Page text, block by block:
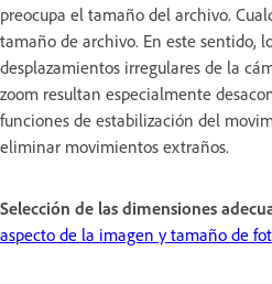
preocupa el tamaño del archivo.
tamaño de archivo. En este sentido,
desplazamientos irregulares de la
zoom resultan especialmente
funciones de estabilización del
eliminar movimientos extraños.
Selección de las dimensiones
aspecto de la imagen y tamaño de